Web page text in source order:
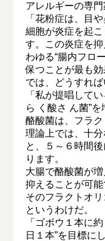
アレルギーの専門
「花粉症は、目
細胞が炎症を起
す。この炎症を
わゆる“腸内フロ
保つことが最も効
では、どうすれば
「私が提唱して
ら く酸さ ん菌”を
酪酸菌は、フラク
理論上では、十
と、５～６時間
ります。
大腸で酪酸菌が
抑えることが可能
そのフラクトオ
というわけだ。
「ゴボウ１本に
日１本”を目標に